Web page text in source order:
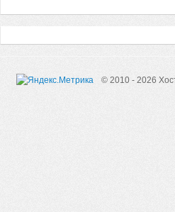
© 2010 - 2026